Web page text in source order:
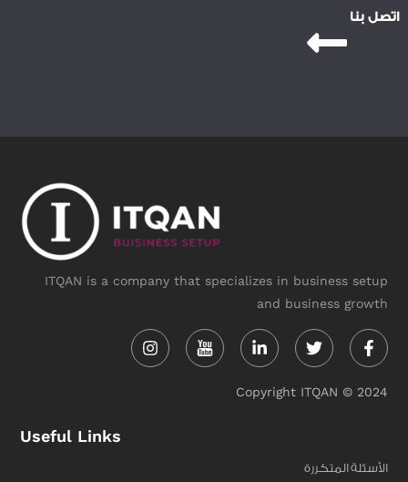
اتصل بنا
ITQAN is a company that specializes in business setup
and business growth
in f
Copyright ITQAN © 2024
Useful Links
الأسئلة المتكررة